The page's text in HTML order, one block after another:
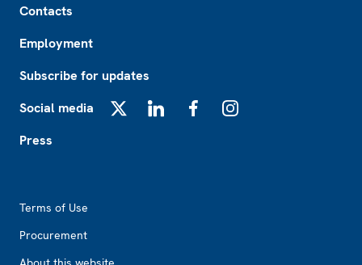
Contacts
Employment
Subscribe for updates
Social media
Press
Terms of Use
Procurement